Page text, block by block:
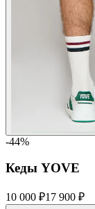
-44%
Кеды YOVE
10 000 ₽17 900 ₽